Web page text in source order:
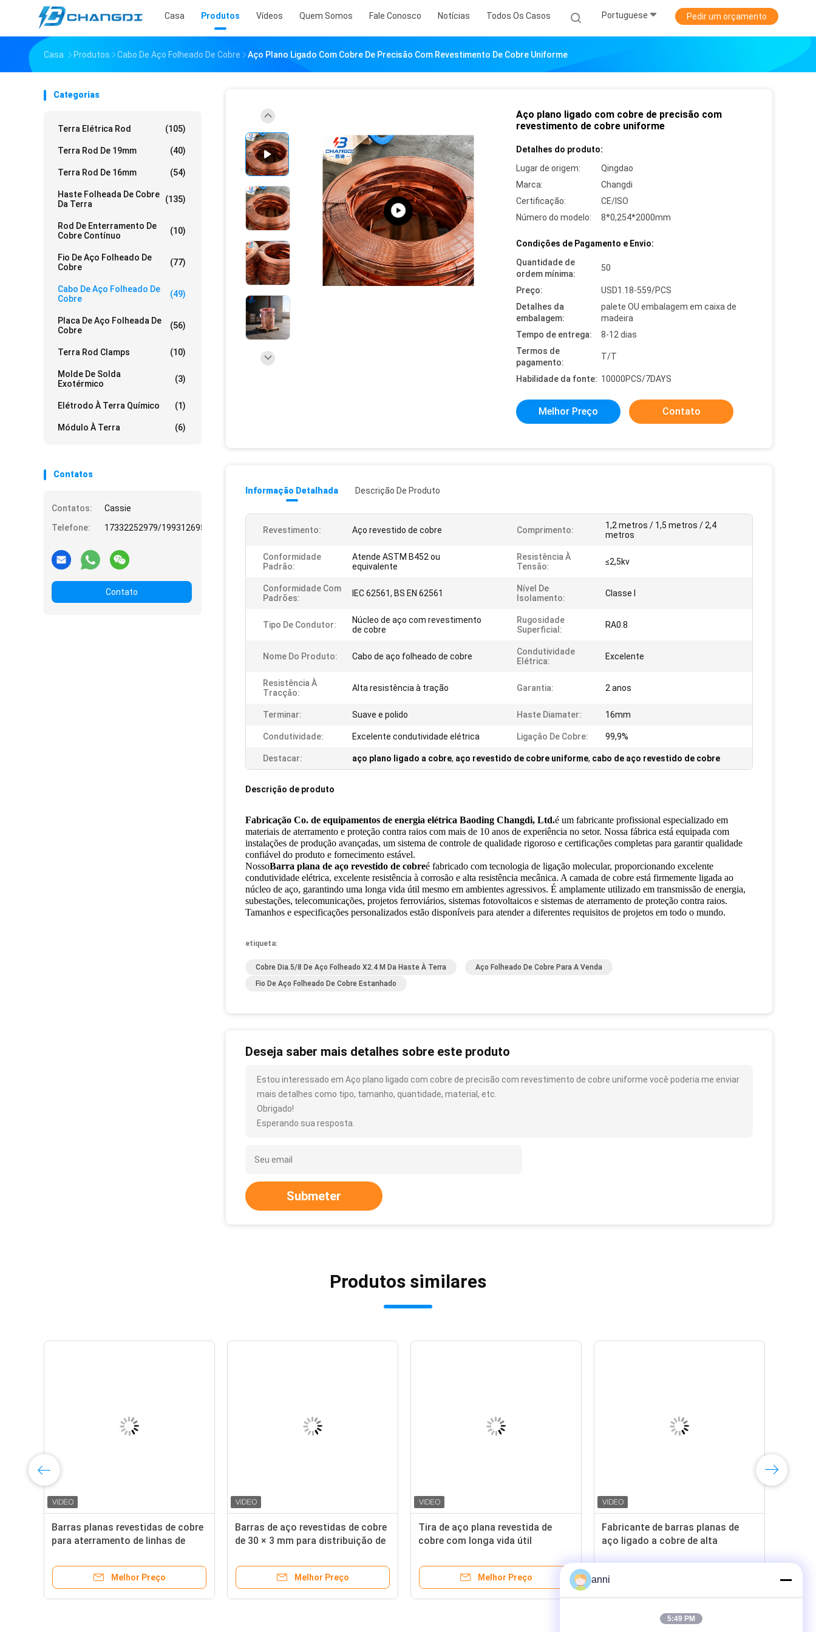
Casa Produtos Vídeos Quem Somos Fale Conosco Notícias Todos Os Casos Portuguese Pedir um orçamento
Casa Produtos Cabo De Aço Folheado De Cobre Aço Plano Ligado Com Cobre De Precisão Com Revestimento De Cobre Uniforme
Categorias
Terra Elétrica Rod (105)
Terra Rod De 19mm (40)
Terra Rod De 16mm (54)
Haste Folheada De Cobre
Da Terra
(135)
Rod De Enterramento De
Cobre Contínuo
(10)
Fio De Aço Folheado De
Cobre
(77)
Cabo De Aço Folheado De
Cobre
(49)
Placa De Aço Folheada De
Cobre
(56)
Terra Rod Clamps (10)
Molde De Solda
Exotérmico
(3)
Elétrodo À Terra Químico (1)
Módulo À Terra (6)
Contatos
Contatos:
Cassie
Telefone:
17332252979/19931269508
Contato
Aço plano ligado com cobre de precisão com
revestimento de cobre uniforme
Detalhes do produto:
Lugar de origem:
Qingdao
Marca:
Changdi
Certificação:
CE/ISO
Número do modelo:
8*0,254*2000mm
Condições de Pagamento e Envio:
Quantidade de
ordem mínima:
50
Preço:
USD1.18-559/PCS
Detalhes da
embalagem:
palete OU embalagem em caixa de
madeira
Tempo de entrega:
8-12 dias
Termos de
pagamento:
T/T
Habilidade da fonte: 10000PCS/7DAYS
Melhor Preço Contato
Informação Detalhada Descrição De Produto
Revestimento: Aço revestido de cobre Comprimento:
1,2 metros / 1,5 metros / 2,4
metros
Conformidade
Padrão:
Atende ASTM B452 ou
equivalente
Resistência À
Tensão:
≤2,5kv
Conformidade Com
Padrões:
IEC 62561, BS EN 62561
Nível De
Isolamento:
Classe I
Tipo De Condutor:
Núcleo de aço com revestimento
de cobre
Rugosidade
Superficial:
RA0.8
Nome Do Produto: Cabo de aço folheado de cobre
Condutividade
Elétrica:
Excelente
Resistência À
Tracção:
Alta resistência à tração Garantia: 2 anos
Terminar: Suave e polido Haste Diamater: 16mm
Condutividade: Excelente condutividade elétrica Ligação De Cobre: 99,9%
Destacar: aço plano ligado a cobre, aço revestido de cobre uniforme, cabo de aço revestido de cobre
Descrição de produto
Fabricação Co. de equipamentos de energia elétrica Baoding Changdi, Ltd.é um fabricante profissional especializado em
materiais de aterramento e proteção contra raios com mais de 10 anos de experiência no setor. Nossa fábrica está equipada com
instalações de produção avançadas, um sistema de controle de qualidade rigoroso e certificações completas para garantir qualidade
confiável do produto e fornecimento estável.
NossoBarra plana de aço revestido de cobreé fabricado com tecnologia de ligação molecular, proporcionando excelente
condutividade elétrica, excelente resistência à corrosão e alta resistência mecânica. A camada de cobre está firmemente ligada ao
núcleo de aço, garantindo uma longa vida útil mesmo em ambientes agressivos. É amplamente utilizado em transmissão de energia,
subestações, telecomunicações, projetos ferroviários, sistemas fotovoltaicos e sistemas de aterramento de proteção contra raios.
Tamanhos e especificações personalizados estão disponíveis para atender a diferentes requisitos de projetos em todo o mundo.
etiqueta:
Cobre Dia.5/8 De Aço Folheado X2.4 M Da Haste À Terra
Aço Folheado De Cobre Para A Venda
Fio De Aço Folheado De Cobre Estanhado
Deseja saber mais detalhes sobre este produto
Estou interessado em Aço plano ligado com cobre de precisão com revestimento de cobre uniforme você poderia me enviar
mais detalhes como tipo, tamanho, quantidade, material, etc.
Obrigado!
Esperando sua resposta.
Submeter
Produtos similares
Barras planas revestidas de cobre
para aterramento de linhas de
Melhor Preço
Barras de aço revestidas de cobre
de 30 × 3 mm para distribuição de
Melhor Preço
Tira de aço plana revestida de
cobre com longa vida útil
Melhor Preço
Fabricante de barras planas de
aço ligado a cobre de alta
anni
5:49 PM